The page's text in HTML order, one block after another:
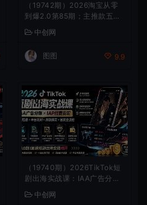
（19742期）2026淘宝从零
到爆2.0第85期；主推款五项
高权重初始设置，改销量评晒
秒单快速破零积累基础权重
中创网
图图 9.9
（19740期）2026TikTok短
剧出海实战课：IAA广告分账
台规则×双轨爆发×回款全流
中创网